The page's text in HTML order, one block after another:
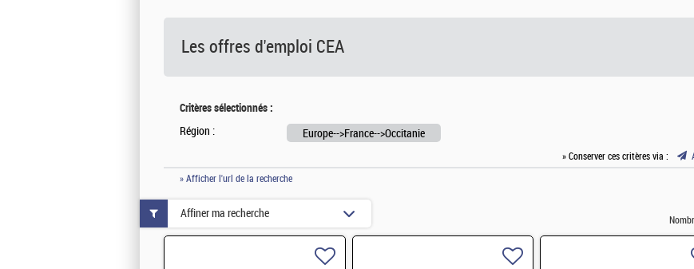
Les offres d'emploi CEA
Critères sélectionnés :
Région : Europe-->France-->Occitanie
» Conserver ces critères via :
» Afficher l'url de la recherche
Affiner ma recherche